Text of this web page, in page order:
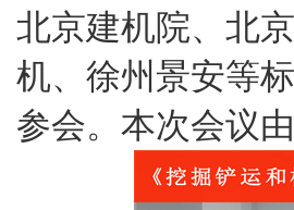
北京建机院、北
机、徐州景安等
参会。本次会议